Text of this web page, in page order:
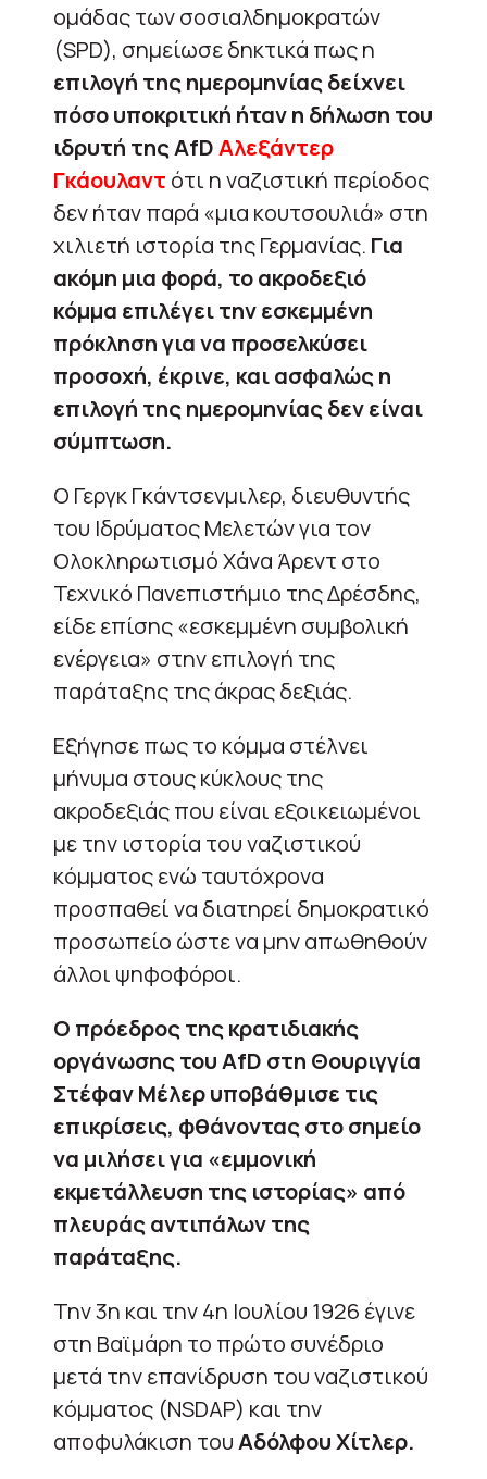
ομάδας των σοσιαλδημοκρατών
(SPD), σημείωσε δηκτικά πως η
επιλογή της ημερομηνίας δείχνει
πόσο υποκριτική ήταν η δήλωση του
ιδρυτή της AfDΑλεξάντερ
Γκάουλαντ ότι η ναζιστική περίοδος
δεν ήταν παρά «μια κουτσουλιά» στη
χιλιετή ιστορία της Γερμανίας. Για
ακόμη μια φορά, το ακροδεξιό
κόμμα επιλέγει την εσκεμμένη
πρόκληση για να προσελκύσει
προσοχή, έκρινε, και ασφαλώς η
επιλογή της ημερομηνίας δεν είναι
σύμπτωση.
Ο Γεργκ Γκάντσενμιλερ, διευθυντής
του Ιδρύματος Μελετών για τον
Ολοκληρωτισμό Χάνα Άρεντ στο
Τεχνικό Πανεπιστήμιο της Δρέσδης,
είδε επίσης «εσκεμμένη συμβολική
ενέργεια» στην επιλογή της
παράταξης της άκρας δεξιάς.
Εξήγησε πως το κόμμα στέλνει
μήνυμα στους κύκλους της
ακροδεξιάς που είναι εξοικειωμένοι
με την ιστορία του ναζιστικού
κόμματος ενώ ταυτόχρονα
προσπαθεί να διατηρεί δημοκρατικό
προσωπείο ώστε να μην απωθηθούν
άλλοι ψηφοφόροι.
Ο πρόεδρος της κρατιδιακής
οργάνωσης του AfD στη Θουριγγία
Στέφαν Μέλερ υποβάθμισε τις
επικρίσεις, φθάνοντας στο σημείο
να μιλήσει για «εμμονική
εκμετάλλευση της ιστορίας» από
πλευράς αντιπάλων της
παράταξης.
Την 3η και την 4η Ιουλίου 1926 έγινε
στη Βαϊμάρη το πρώτο συνέδριο
μετά την επανίδρυση του ναζιστικού
κόμματος (NSDAP) και την
αποφυλάκιση τουΑδόλφου Χίτλερ.